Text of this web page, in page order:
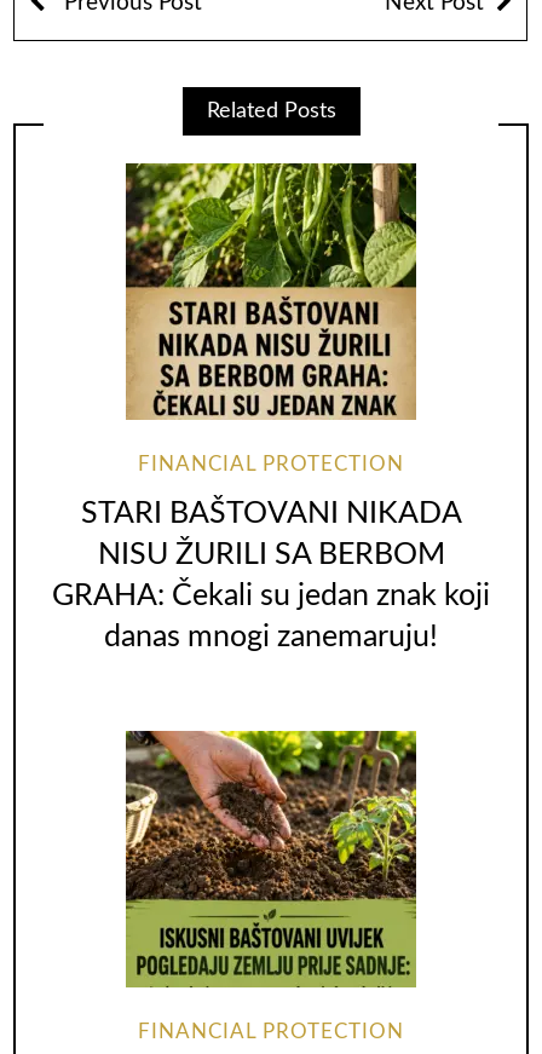
Related Posts
FINANCIAL PROTECTION
STARI BAŠTOVANI NIKADA
NISU ŽURILI SA BERBOM
GRAHA: Čekali su jedan znak koji
danas mnogi zanemaruju!
FINANCIAL PROTECTION